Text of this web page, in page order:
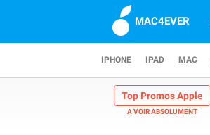
MAC4EVER
IPHONE IPAD MAC
Top Promos Apple